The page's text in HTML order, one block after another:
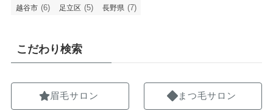
越谷市 (6) 足立区 (5) 長野県 (7)
こだわり検索
眉毛サロン まつ毛サロン